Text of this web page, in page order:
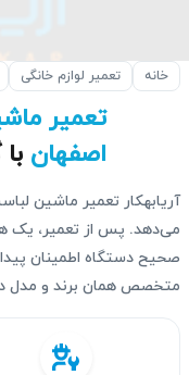
خانه تعمیر لوازم خانگی
تعمیر
اصفهان با
آریابهکار تعمیر ماشین
می‌دهد. پس از تعمیر، یک
صحیح دستگاه اطمینان
متخصص همان برند و مدل